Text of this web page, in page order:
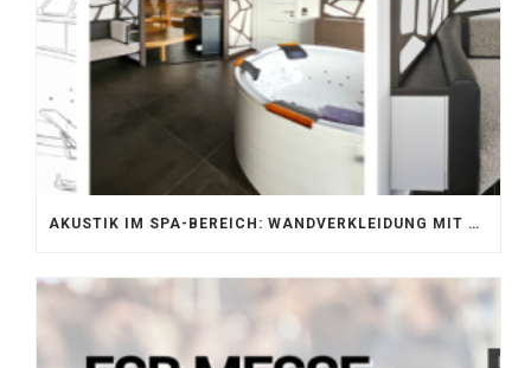
AKUSTIK IM SPA-BEREICH: WANDVERKLEIDUNG MIT SILENTPROTECT CORE